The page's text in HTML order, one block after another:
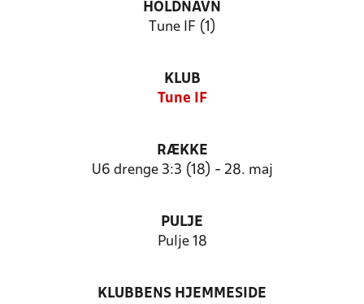
HOLDNAVN
Tune IF (1)
KLUB
Tune IF
RÆKKE
U6 drenge 3:3 (18) - 28. maj
PULJE
Pulje 18
KLUBBENS HJEMMESIDE